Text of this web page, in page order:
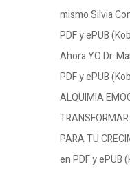
mismo Silvia
PDF y ePUB
Ahora YO Dr.
PDF y ePUB
ALQUIMIA
PARA TU
en PDF y ePUB